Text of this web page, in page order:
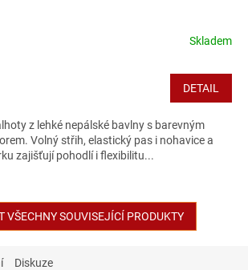
Skladem
DETAIL
z lehké nepálské bavlny s barevným
Volný střih, elastický pas i nohavice a
zajišťují pohodlí i flexibilitu...
VŠECHNY SOUVISEJÍCÍ PRODUKTY
Diskuze